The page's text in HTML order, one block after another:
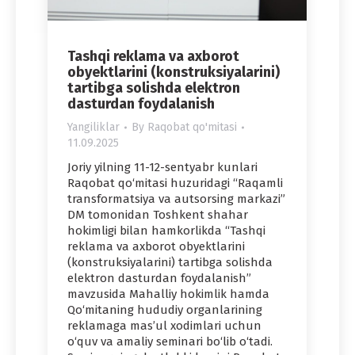
Tashqi reklama va axborot
obyektlarini (konstruksiyalarini)
tartibga solishda elektron
dasturdan foydalanish
Yangiliklar By Raqobat qo'mitasi
11.09.2025
Joriy yilning 11-12-sentyabr kunlari
Raqobat qo‘mitasi huzuridagi “Raqamli
transformatsiya va autsorsing markazi”
DM tomonidan Toshkent shahar
hokimligi bilan hamkorlikda “Tashqi
reklama va axborot obyektlarini
(konstruksiyalarini) tartibga solishda
elektron dasturdan foydalanish”
mavzusida Mahalliy hokimlik hamda
Qo‘mitaning hududiy organlarining
reklamaga mas’ul xodimlari uchun
o‘quv va amaliy seminari bo‘lib o‘tadi.